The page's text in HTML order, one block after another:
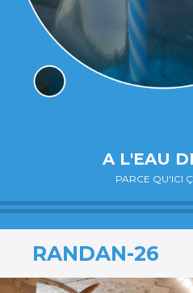
A L'EAU
PARCE QU'ICI
RANDAN-26